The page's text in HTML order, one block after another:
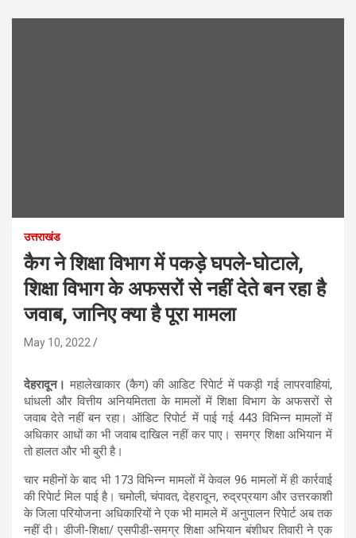
उत्तराखंड
कैग ने शिक्षा विभाग में पकड़े घपले-घोटाले,
शिक्षा विभाग के अफसरों से नहीं देते बन रहा है
जवाब, जानिए क्या है पूरा मामला
May 10, 2022
देहरादून। महालेखाकार (कैग) की आडिट रिपेार्ट में पकड़ी गई लापरवाहियां,
धांधली और वित्तीय अनियमितता के मामलों में शिक्षा विभाग के अफसरों से
जवाब देते नहीं बन रहा। ऑडिट रिपोर्ट में पाई गई 443 विभिन्न मामलों में
अधिकार आधों का भी जवाब दाखिल नहीं कर पाए। समग्र शिक्षा अभियान में
तो हालत और भी बुरी है।
चार महीनों के बाद भी 173 विभिन्न मामलों में केवल 96 मामलों में ही कार्रवाई
की रिपेार्ट मिल पाई है। चमोली, चंपावत, देहरादून, रुद्रप्रयाग और उत्तरकाशी
के जिला परियोजना अधिकारियों ने एक भी मामले में अनुपालन रिपेार्ट अब तक
नहीं दी। डीजी-शिक्षा/ एसपीडी-समग्र शिक्षा अभियान बंशीधर तिवारी ने एक